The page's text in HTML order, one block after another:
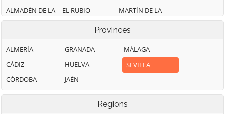
ALMADÉN DE LA
PLATA
ARAHAL
AZNALCÁZAR
AZNALCÓLLAR
BADOLATOSA
EL RUBIO
EL SAUCEJO
ALCOR
ESPARTINAS
ESTEPA
FUENTES DE
MARTÍN DE LA
JARA
MORÓN DE LA
FRONTERA
OSUNA
PALOMARES DEL
Provinces
ALMERÍA
CÁDIZ
CÓRDOBA
GRANADA
HUELVA
JAÉN
MÁLAGA
SEVILLA
Regions